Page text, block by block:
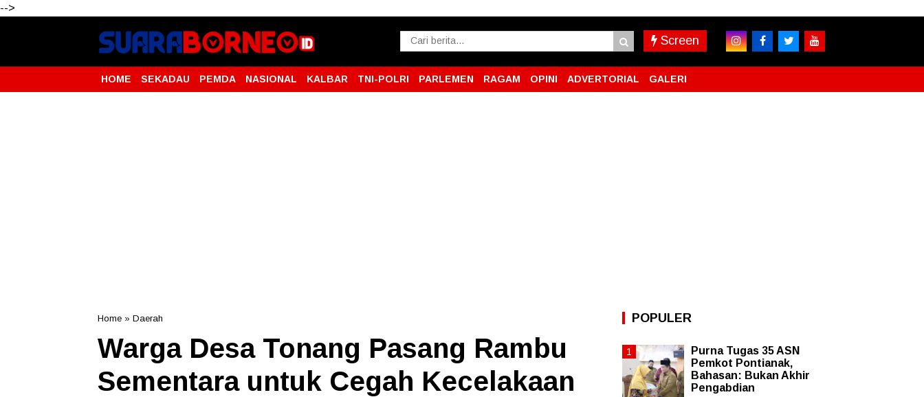
-->
Screen
HOME SEKADAU PEMDA NASIONAL KALBAR TNI-POLRI PARLEMEN RAGAM OPINI ADVERTORIAL GALERI
Home » Daerah
Warga Desa Tonang Pasang Rambu
Sementara untuk Cegah Kecelakaan
POPULER
Purna Tugas 35 ASN
Pemkot Pontianak,
Bahasan: Bukan Akhir
Pengabdian